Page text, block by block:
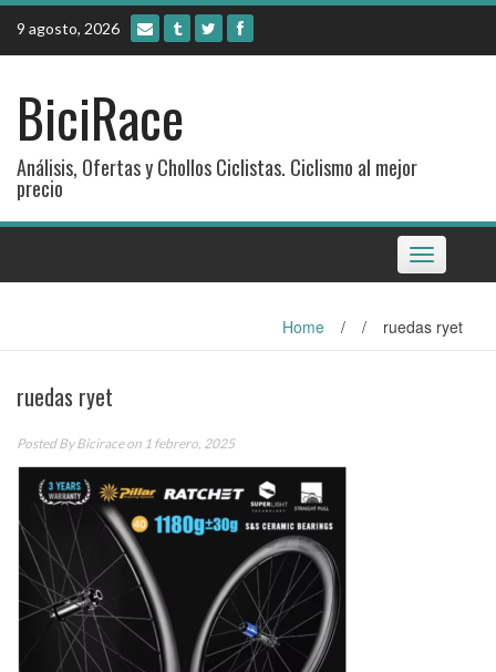
Skip
content
9 agosto, 2026
BiciRace
Análisis, Ofertas y Chollos Ciclistas. Ciclismo al mejor
precio
Toggle
navigation
Home / / ruedas ryet
ruedas ryet
Posted ByBiciraceon 1 febrero, 2025